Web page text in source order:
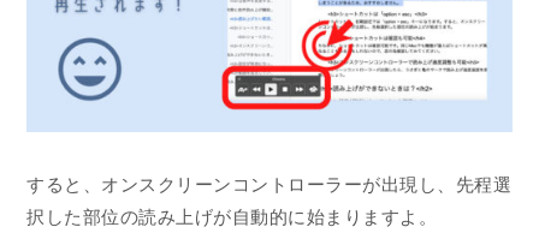
すると、オンスクリーンコントローラーが出現し、先程選
択した部位の読み上げが自動的に始まりますよ。